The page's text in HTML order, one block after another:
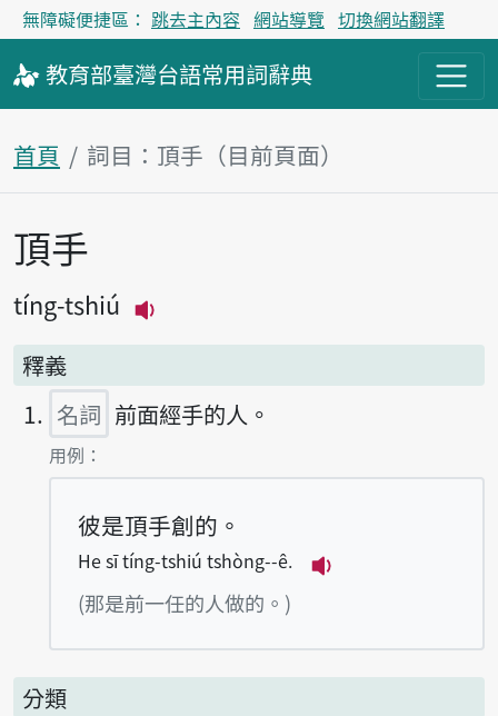
無障礙便捷區： 跳去主內容 網站導覽 切換網站翻譯
教育部臺灣台語常用詞辭典
首頁 詞目：頂手（目前頁面）
主內容區塊
頂手
tíng-tshiú
釋義
名詞 前面經手的人。
第1項釋義的
用例：
彼是頂手創的。
He sī tíng-tshiú tshòng--ê.
(那是前一任的人做的。)
分類